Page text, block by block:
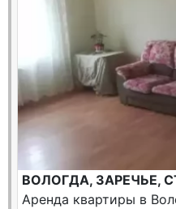
ВОЛОГДА, ЗАРЕЧЬЕ,
Аренда квартиры в